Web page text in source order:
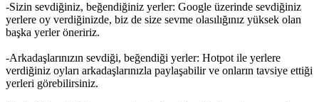
-Sizin sevdiğiniz, beğendiğiniz yerler: Google üzerinde sevdiğiniz
yerlere oy verdiğinizde, biz de size sevme olasılığınız yüksek olan
başka yerler öneririz.
-Arkadaşlarınızın sevdiği, beğendiği yerler: Hotpot ile yerlere
verdiğiniz oyları arkadaşlarınızla paylaşabilir ve onların tavsiye ettiği
yerleri görebilirsiniz.